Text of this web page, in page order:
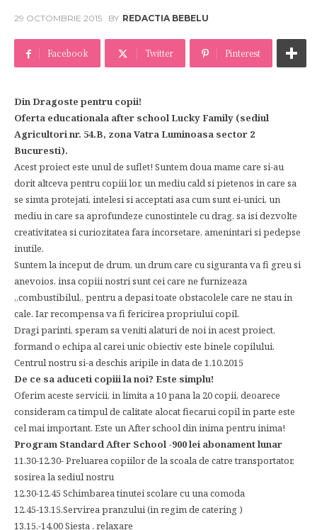
29 OCTOMBRIE 2015 BY REDACTIA BEBELU
Facebook Twitter Pinterest
Din Dragoste pentru copii!
Oferta educationala after school Lucky Family (sediul
Agricultori nr. 54.B, zona Vatra Luminoasa sector 2
Bucuresti).
Acest proiect este unul de suflet! Suntem doua mame care si-au
dorit altceva pentru copiii lor, un mediu cald si pietenos in care sa
se simta protejati, intelesi si acceptati asa cum sunt ei-unici, un
mediu in care sa aprofundeze cunostintele cu drag, sa isi dezvolte
creativitatea si curiozitatea fara incorsetare, amenintari si pedepse
inutile.
Suntem la inceput de drum, un drum care cu siguranta va fi greu si
anevoios, insa copiii nostri sunt cei care ne furnizeaza
,,combustibilul,, pentru a depasi toate obstacolele care ne stau in
cale. Iar recompensa va fi fericirea propriului copil.
Dragi parinti, speram sa veniti alaturi de noi in acest proiect,
formand o echipa al carei unic obiectiv este binele copilului.
Centrul nostru si-a deschis aripile in data de 1.10.2015
De ce sa aduceti copiii la noi? Este simplu!
Oferim aceste servicii, in limita a 10 pana la 20 copii, deoarece
consideram ca timpul de calitate alocat fiecarui copil in parte este
cel mai important. Este un After school din inima pentru inima!
Program Standard After School -900 lei abonament lunar
11.30-12.30- Preluarea copiilor de la scoala de catre transportator,
sosirea la sediul nostru
12.30-12.45 Schimbarea tinutei scolare cu una comoda
12.45-13.15.Servirea pranzului (in regim de catering )
13.15.-14.00 Siesta , relaxare